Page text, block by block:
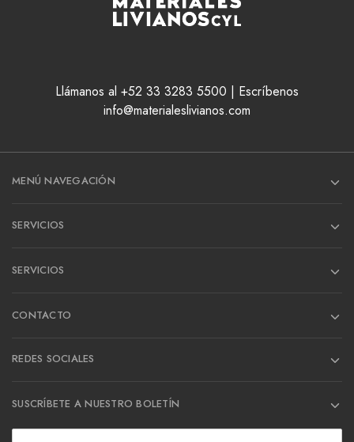
Llámanos al +52 33 3283 5500 | Escríbenos
info@materialeslivianos.com
MENÚ NAVEGACIÓN
SERVICIOS
SERVICIOS
CONTACTO
REDES SOCIALES
SUSCRÍBETE A NUESTRO BOLETÍN